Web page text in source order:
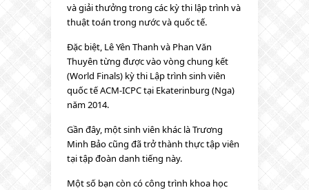
và giải thưởng trong các kỳ thi lập trình và
thuật toán trong nước và quốc tế.
Đặc biệt, Lê Yên Thanh và Phan Văn
Thuyên từng được vào vòng chung kết
(World Finals) kỳ thi Lập trình sinh viên
quốc tế ACM-ICPC tại Ekaterinburg (Nga)
năm 2014.
Gần đây, một sinh viên khác là Trương
Minh Bảo cũng đã trở thành thực tập viên
tại tập đoàn danh tiếng này.
Một số bạn còn có công trình khoa học